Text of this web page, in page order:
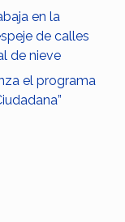
en la
de calles
de nieve
el programa